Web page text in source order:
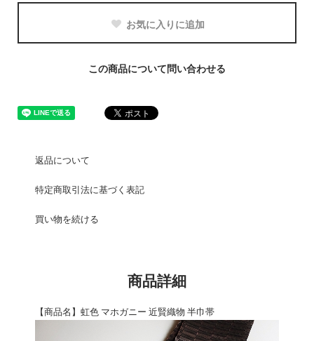
お気に入りに追加
この商品について問い合わせる
返品について
特定商取引法に基づく表記
買い物を続ける
商品詳細
【商品名】虹色 マホガニー 近賢織物 半巾帯